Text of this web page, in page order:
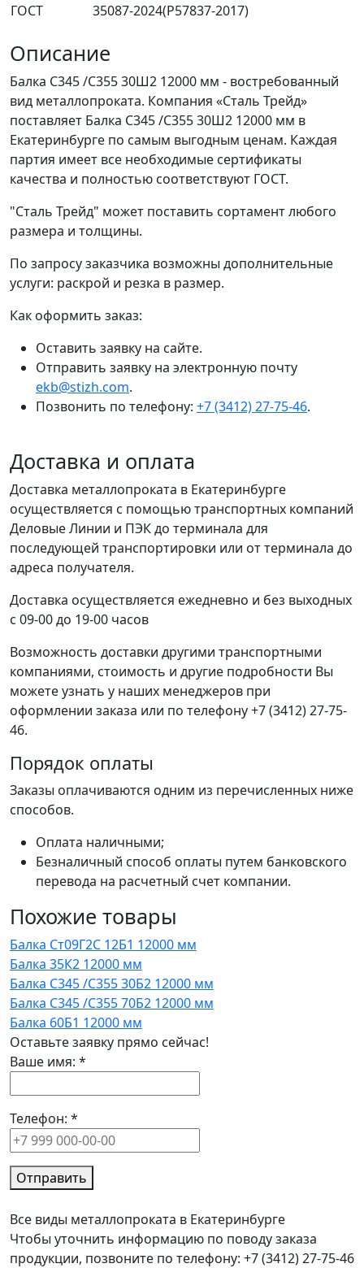
ГОСТ 35087-2024(Р57837-2017)
Описание
Балка С345 /С355 30Ш2 12000 мм - востребованный
вид металлопроката. Компания «Сталь Трейд»
поставляет Балка С345 /С355 30Ш2 12000 мм в
Екатеринбурге по самым выгодным ценам. Каждая
партия имеет все необходимые сертификаты
качества и полностью соответствуют ГОСТ.
"Сталь Трейд" может поставить сортамент любого
размера и толщины.
По запросу заказчика возможны дополнительные
услуги: раскрой и резка в размер.
Как оформить заказ:
Оставить заявку на сайте.
Отправить заявку на электронную почту
ekb@stizh.com.
Позвонить по телефону: +7 (3412) 27-75-46.
Доставка и оплата
Доставка металлопроката в Екатеринбурге
осуществляется с помощью транспортных компаний
Деловые Линии и ПЭК до терминала для
последующей транспортировки или от терминала до
адреса получателя.
Доставка осуществляется ежедневно и без выходных
с 09-00 до 19-00 часов
Возможность доставки другими транспортными
компаниями, стоимость и другие подробности Вы
можете узнать у наших менеджеров при
оформлении заказа или по телефону +7 (3412) 27-75-
46.
Порядок оплаты
Заказы оплачиваются одним из перечисленных ниже
способов.
Оплата наличными;
Безналичный способ оплаты путем банковского
перевода на расчетный счет компании.
Похожие товары
Балка Ст09Г2С 12Б1 12000 мм
Балка 35К2 12000 мм
Балка С345 /С355 30Б2 12000 мм
Балка С345 /С355 70Б2 12000 мм
Балка 60Б1 12000 мм
Оставьте заявку прямо сейчас!
Ваше имя: *
Телефон: *
Отправить
Все виды металлопроката в Екатеринбурге
Чтобы уточнить информацию по поводу заказа
продукции, позвоните по телефону: +7 (3412) 27-75-46